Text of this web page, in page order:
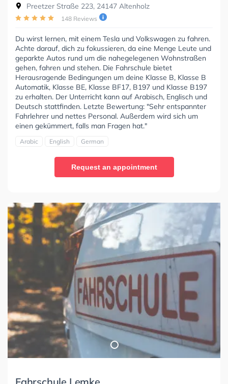
Preetzer Straße 223, 24147 Altenholz
148 Reviews
Du wirst lernen, mit einem Tesla und Volkswagen zu fahren.
Achte darauf, dich zu fokussieren, da eine Menge Leute und
geparkte Autos rund um die nahegelegenen Wohnstraßen
gehen, fahren und stehen. Die Fahrschule bietet
Herausragende Bedingungen um deine Klasse B, Klasse B
Automatik, Klasse BE, Klasse BF17, B197 und Klasse B197
zu erhalten. Der Unterricht kann auf Arabisch, Englisch und
Deutsch stattfinden. Letzte Bewertung: "Sehr entspannter
Fahrlehrer und nettes Personal. Außerdem wird sich um
einen gekümmert, falls man Fragen hat."
Arabic English German
Request an appointment